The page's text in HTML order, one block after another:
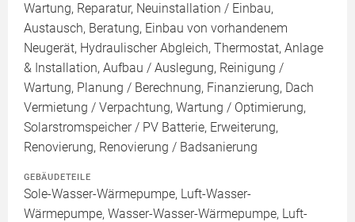
Wartung, Reparatur, Neuinstallation / Einbau,
Austausch, Beratung, Einbau von vorhandenem
Neugerät, Hydraulischer Abgleich, Thermostat, Anlage
& Installation, Aufbau / Auslegung, Reinigung /
Wartung, Planung / Berechnung, Finanzierung, Dach
Vermietung / Verpachtung, Wartung / Optimierung,
Solarstromspeicher / PV Batterie, Erweiterung,
Renovierung, Renovierung / Badsanierung
GEBÄUDETEILE
Sole-Wasser-Wärmepumpe, Luft-Wasser-
Wärmepumpe, Wasser-Wasser-Wärmepumpe, Luft-